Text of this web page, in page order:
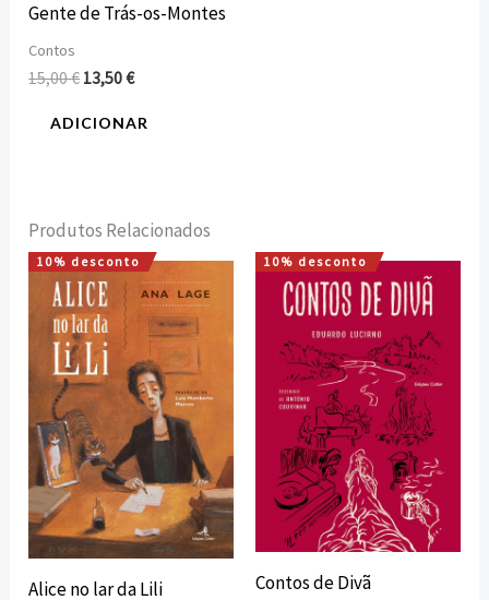
Gente de Trás-os-Montes
Contos
15,00€ 13,50€
ADICIONAR
Produtos Relacionados
10% desconto
Alice no lar da Lili
O
preço
original
era:
7,50 €.
O
preço
atual
é:
6,75 €.
10% desconto
Contos de Divã
O
preço
original
era:
7,00 €.
O
preço
atual
é:
6,30 €.